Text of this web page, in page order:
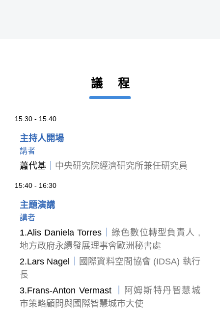
議 程
15:30 - 15:40
主持人開場
講者
蕭代基 中央研究院經濟研究所兼任研究員
15:40 - 16:30
主題演講
講者
1.Alis Daniela Torres｜ 綠色數位轉型負責人 ,
地方政府永續發展理事會歐洲秘書處
2.Lars Nagel
國際資料空間協會 (IDSA) 執行
長
3.Frans-Anton Vermast
阿姆斯特丹智慧城
市策略顧問與國際智慧城市大使